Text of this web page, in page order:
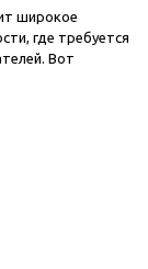
широкое
где требуется
Вот